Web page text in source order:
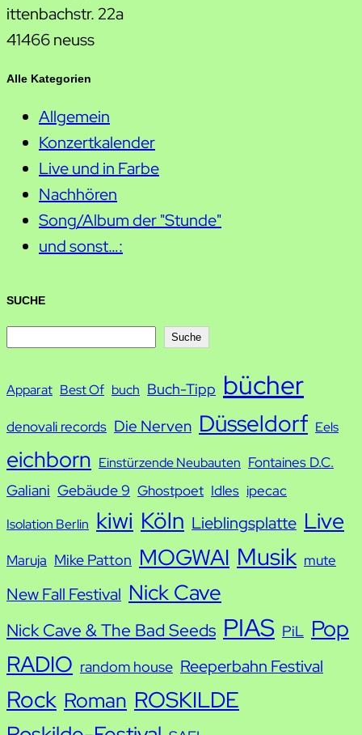
ittenbachstr. 22a
41466 neuss
Alle Kategorien
Allgemein
Konzertkalender
Live und in Farbe
Nachhören
Song/Album der "Stunde"
und sonst…:
SUCHE
c
Suche
Apparat Best Of buch Buch-Tipp bücher
denovali records Die Nerven Düsseldorf Eels
eichborn Einstürzende Neubauten Fontaines D.C.
Galiani Gebäude 9 Ghostpoet Idles ipecac
Isolation Berlin kiwi Köln Lieblingsplatte Live
Maruja Mike Patton MOGWAI Musik mute
New Fall Festival Nick Cave
Nick Cave & The Bad Seeds PIAS PiL Pop
RADIO random house Reeperbahn Festival
Rock Roman ROSKILDE